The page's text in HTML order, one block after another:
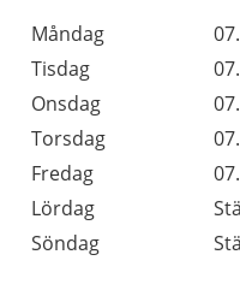
Måndag
Tisdag
Onsdag
Torsdag
Fredag
Lördag
Söndag